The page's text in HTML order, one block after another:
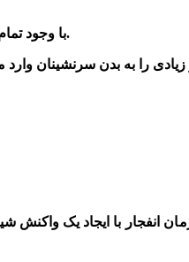
با وجود تمام مزایایی که ایربگ‌ها دارند، گهگاه خود این ایربگ‌ها بر میزان آسیب‌ها می‌افزایند و حتی می‌توانند منجر به مرگ نیز شوند.